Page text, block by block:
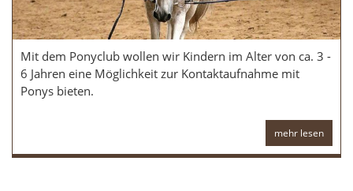
Mit dem Ponyclub wollen wir Kindern im Alter von ca. 3 -
6 Jahren eine Möglichkeit zur Kontaktaufnahme mit
Ponys bieten.
mehr lesen